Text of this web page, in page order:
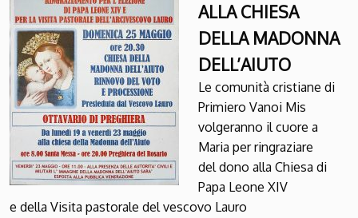
ALLA CHIESA
DELLA MADONNA
DELL’AIUTO
Le comunità cristiane di
Primiero Vanoi Mis
volgeranno il cuore a
Maria per ringraziare
del dono alla Chiesa di
Papa Leone XIV
e della Visita pastorale del vescovo Lauro